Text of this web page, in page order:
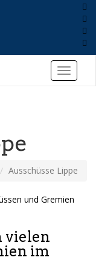
Ausschüsse Lippe
vielen
im